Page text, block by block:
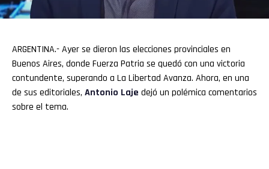
ARGENTINA.- Ayer se dieron las elecciones provinciales en
Buenos Aires, donde Fuerza Patria se quedó con una victoria
contundente, superando a La Libertad Avanza. Ahora, en una
de sus editoriales, Antonio Laje dejó un polémica comentarios
sobre el tema.